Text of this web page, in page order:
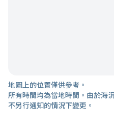
地圖上的位置僅供參考。
所有時間均為當地時間。由於海
不另行通知的情況下變更。